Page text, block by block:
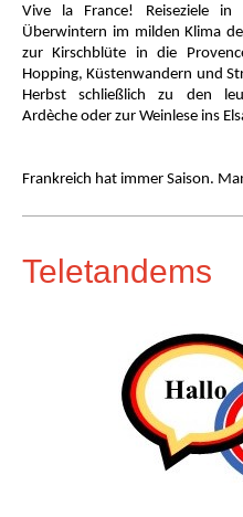
Vive la France! Reiseziele
Überwintern im milden Klima
zur Kirschblüte in die
Hopping, Küstenwandern und
Herbst schließlich zu den
Ardèche oder zur Weinlese ins
Frankreich hat immer Saison.
Teletandems